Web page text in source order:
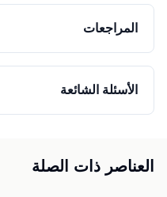
المراجعات
الأسئلة الشائعة
العناصر ذات الصلة